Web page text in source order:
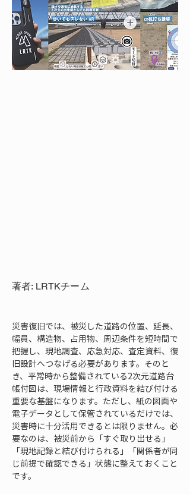
著者: LRTKチーム
災害復旧では、被災した道路の位置、延長、
幅員、構造物、占用物、周辺条件を短時間で
把握し、現地調査、応急対応、査定資料、復
旧設計へつなげる必要があります。そのと
き、平常時から整備されている2次元道路台
帳付図は、現場情報と行政資料を結び付ける
重要な基盤になります。ただし、紙の図面や
電子データとして保管されているだけでは、
災害時に十分活用できるとは限りません。必
要なのは、被災前から「すぐ取り出せる」
「現地記録と結び付けられる」「関係者が同
じ前提で確認できる」状態に整えておくこと
です。